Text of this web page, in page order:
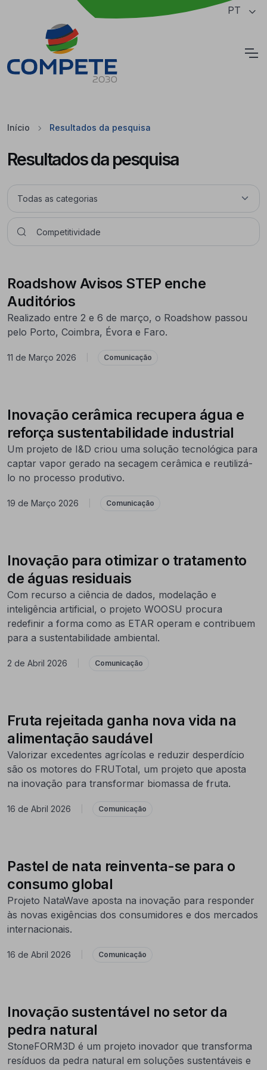
Saltar para o conteúdo principal da página PT
Início Resultados da pesquisa
Resultados da pesquisa
Roadshow Avisos STEP enche
Auditórios
Realizado entre 2 e 6 de março, o Roadshow passou
pelo Porto, Coimbra, Évora e Faro.
11 de Março 2026 Comunicação
Inovação cerâmica recupera água e
reforça sustentabilidade industrial
Um projeto de I&D criou uma solução tecnológica para
captar vapor gerado na secagem cerâmica e reutilizá-
lo no processo produtivo.
19 de Março 2026 Comunicação
Inovação para otimizar o tratamento
de águas residuais
Com recurso a ciência de dados, modelação e
inteligência artificial, o projeto WOOSU procura
redefinir a forma como as ETAR operam e contribuem
para a sustentabilidade ambiental.
2 de Abril 2026 Comunicação
Fruta rejeitada ganha nova vida na
alimentação saudável
Valorizar excedentes agrícolas e reduzir desperdício
são os motores do FRUTotal, um projeto que aposta
na inovação para transformar biomassa de fruta.
16 de Abril 2026 Comunicação
Pastel de nata reinventa-se para o
consumo global
Projeto NataWave aposta na inovação para responder
às novas exigências dos consumidores e dos mercados
internacionais.
16 de Abril 2026 Comunicação
Inovação sustentável no setor da
pedra natural
StoneFORM3D é um projeto inovador que transforma
resíduos da pedra natural em soluções sustentáveis e